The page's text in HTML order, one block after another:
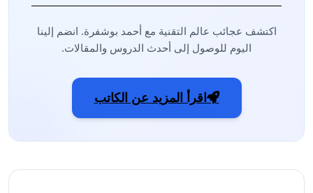
اكتشف عجائب عالم التقنية مع أحمد بوشفرة. انضم إلينا
اليوم للوصول إلى أحدث الدروس والمقالات.
اقرأ المزيد عن الكاتب